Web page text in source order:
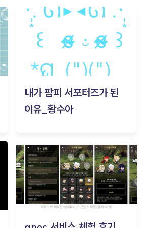
내가 팜피 서포터즈가 된
이유_황수아